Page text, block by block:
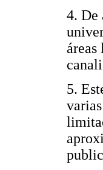
4. De
5.